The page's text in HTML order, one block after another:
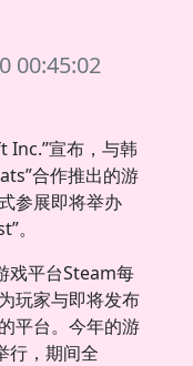
00:45:02
Inc.”宣布，与韩
合作推出的游
参展即将举办
。
戏平台Steam每
玩家与即将发布
平台。今年的游
行，期间全